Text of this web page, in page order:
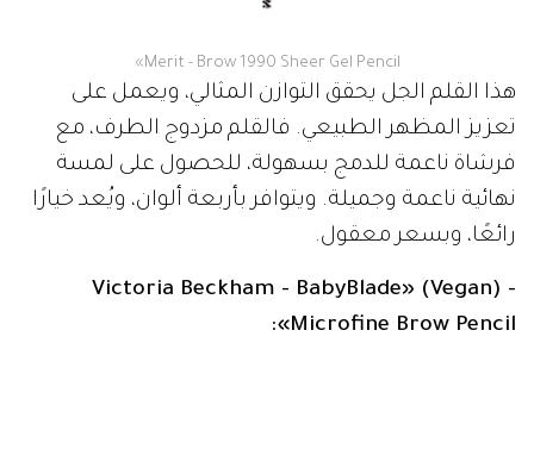
Merit - Brow 1990 Sheer Gel Pencil»
هذا القلم الجل يحقق التوازن المثالي، ويعمل على
تعزيز المظهر الطبيعي. فالقلم مزدوج الطرف، مع
فرشاة ناعمة للدمج بسهولة، للحصول على لمسة
نهائية ناعمة وجميلة. ويتوافر بأربعة ألوان، ويُعد خيارًا
رائعًا، وبسعر معقول.
- (Vegan) «Victoria Beckham - BabyBlade
Microfine Brow Pencil»: